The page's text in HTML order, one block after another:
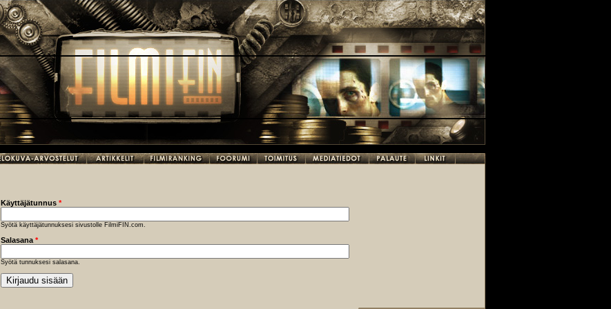
Käyttäjätunnus *
Syötä käyttäjätunnuksesi sivustolle FilmiFIN.com.
Salasana *
Syötä tunnuksesi salasana.